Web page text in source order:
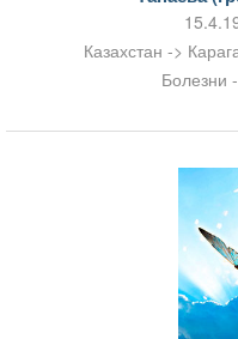
Казахстан ->
Болезни